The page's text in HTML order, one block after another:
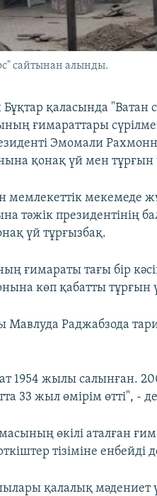
сайтынан алынды.
қаласында "Ватан
ғимараттары
Эмомали
қонақ үй мен
мемлекеттік мекемеде
тәжік президентінің
үй тұрғызбақ.
ғимараты тағы бір
көп қабатты
Раджабзода
1954 жылы салынған.
33 жыл өмірім өтті", -
өкілі аталған
тізіміне енбейді
қалалық мәдениет